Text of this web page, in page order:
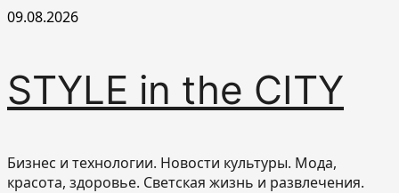
Перейти
09.08.2026
STYLE in the CITY
Бизнес и технологии. Новости культуры. Мода,
красота, здоровье. Светская жизнь и развлечения.